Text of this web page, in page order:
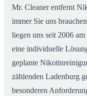
Mr. Cleaner entfernt
immer Sie uns
liegen uns seit 2006
eine individuelle
geplante
zählenden Ladenburg
besonderen